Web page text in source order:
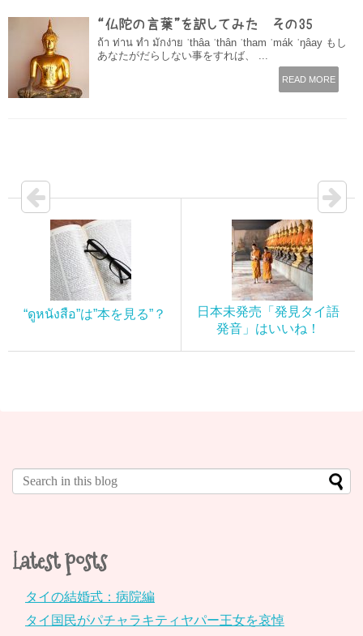
“仏陀の言葉”を訳してみた その35
ถ้า ท่าน ทำ มักง่าย ˈthâa ˈthân ˈtham ˈmák ˈŋâay もし
あなたがだらしない事をすれば、 ...
READ MORE
“ดูหนังสือ”は”本を見る”？
日本未発売「発見タイ語
発音」はいいね！
Latest posts
タイの結婚式：病院編
タイ国民がパチャラキティヤパー王女を哀悼